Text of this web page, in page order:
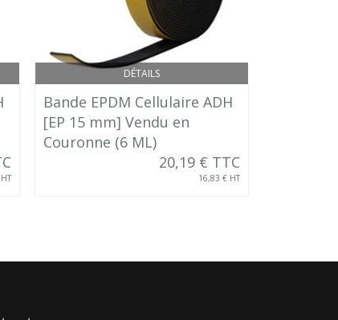
DÉTAILS
Bande EPDM Cellulaire ADH
[EP 15 mm] Vendu en
Couronne (6 ML)
20,19 € TTC
16,83 € HT